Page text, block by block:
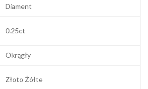
Diament
0.25ct
Okrągły
Złoto Żółte